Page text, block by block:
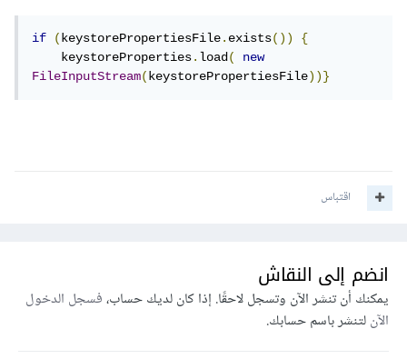
if (keystorePropertiesFile.exists())
{
    keystoreProperties
.load(
new
FileInputStream(keystorePropertiesFile))}
اقتباس
انضم إلى النقاش
يمكنك أن تنشر الآن وتسجل لاحقًا. إذا كان لديك حساب،فسجل الدخول
الآنلتنشر باسم حسابك.